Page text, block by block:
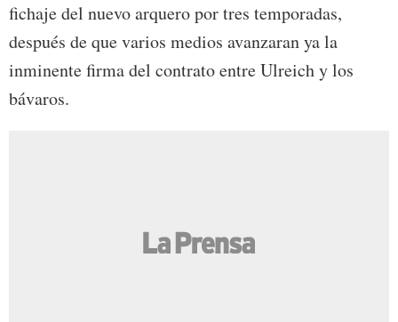
fichaje del nuevo arquero por tres temporadas,
después de que varios medios avanzaran ya la
inminente firma del contrato entre Ulreich y los
bávaros.